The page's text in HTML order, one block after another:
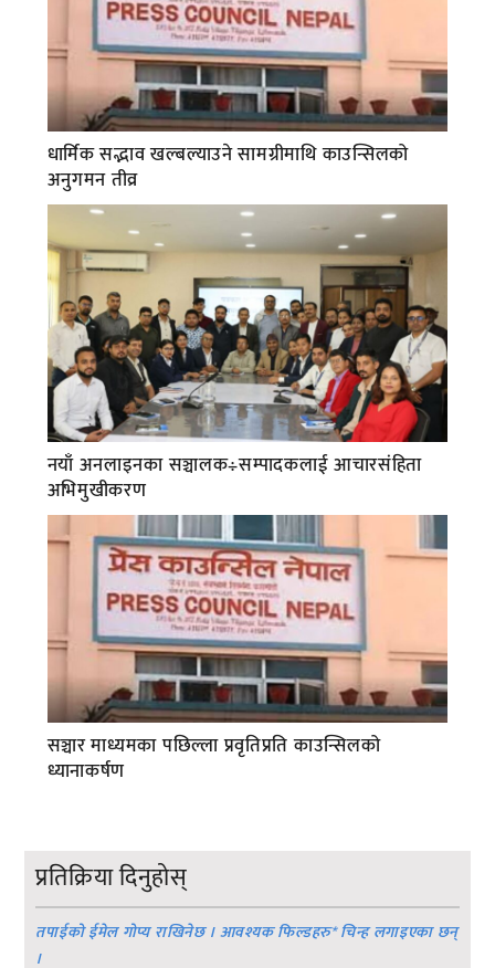
धार्मिक सद्भाव खल्बल्याउने सामग्रीमाथि काउन्सिलको
अनुगमन तीव्र
नयाँ अनलाइनका सञ्चालक÷सम्पादकलाई आचारसंहिता
अभिमुखीकरण
सञ्चार माध्यमका पछिल्ला प्रवृतिप्रति काउन्सिलको
ध्यानाकर्षण
प्रतिक्रिया दिनुहोस्
तपाईको ईमेल गोप्य राखिनेछ । आवश्यक फिल्डहरु*चिन्ह लगाइएका छन्
।